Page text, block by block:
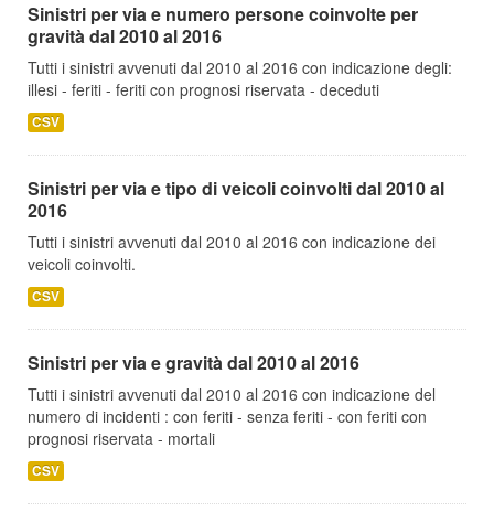
Sinistri per via e numero persone coinvolte per
gravità dal 2010 al 2016
Tutti i sinistri avvenuti dal 2010 al 2016 con indicazione degli:
illesi - feriti - feriti con prognosi riservata - deceduti
CSV
Sinistri per via e tipo di veicoli coinvolti dal 2010 al
2016
Tutti i sinistri avvenuti dal 2010 al 2016 con indicazione dei
veicoli coinvolti.
CSV
Sinistri per via e gravità dal 2010 al 2016
Tutti i sinistri avvenuti dal 2010 al 2016 con indicazione del
numero di incidenti : con feriti - senza feriti - con feriti con
prognosi riservata - mortali
CSV